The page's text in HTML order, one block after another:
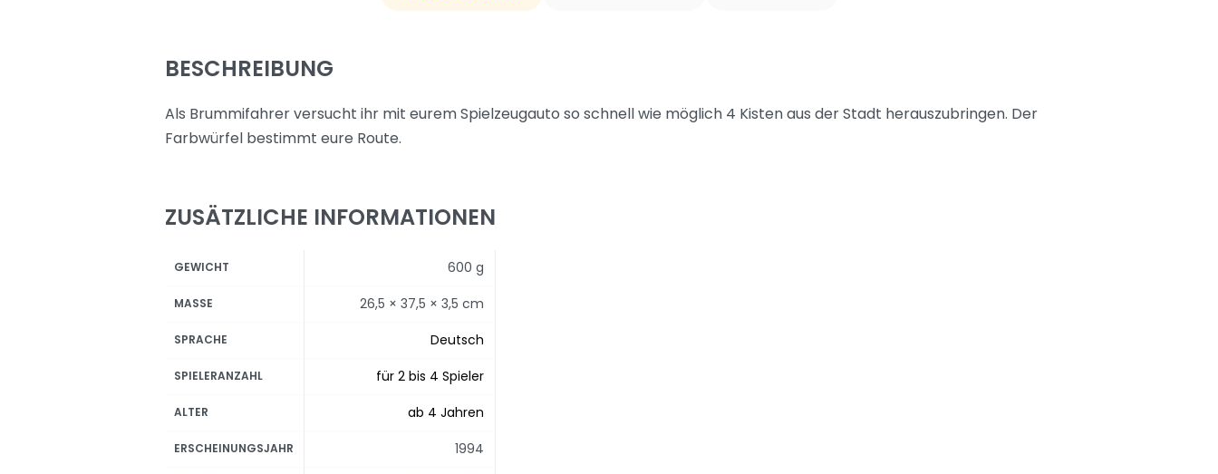
BESCHREIBUNG
Als Brummifahrer versucht ihr mit eurem Spielzeugauto so schnell wie möglich 4 Kisten aus der Stadt herauszubringen. Der
Farbwürfel bestimmt eure Route.
ZUSÄTZLICHE INFORMATIONEN
GEWICHT 600 g
MASSE 26,5 × 37,5 × 3,5 cm
SPRACHE Deutsch
SPIELERANZAHL für 2 bis 4 Spieler
ALTER ab 4 Jahren
ERSCHEINUNGSJAHR 1994